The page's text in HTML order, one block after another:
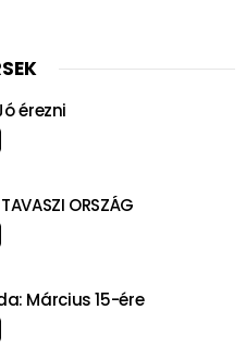
érezni
ORSZÁG
Március 15-ére